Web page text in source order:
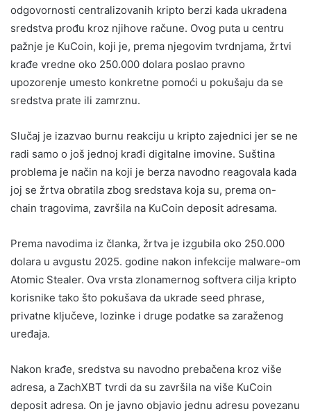
odgovornosti centralizovanih kripto berzi kada ukradena
sredstva prođu kroz njihove račune. Ovog puta u centru
pažnje je KuCoin, koji je, prema njegovim tvrdnjama, žrtvi
krađe vredne oko 250.000 dolara poslao pravno
upozorenje umesto konkretne pomoći u pokušaju da se
sredstva prate ili zamrznu.
Slučaj je izazvao burnu reakciju u kripto zajednici jer se ne
radi samo o još jednoj krađi digitalne imovine. Suština
problema je način na koji je berza navodno reagovala kada
joj se žrtva obratila zbog sredstava koja su, prema on-
chain tragovima, završila na KuCoin deposit adresama.
Prema navodima iz članka, žrtva je izgubila oko 250.000
dolara u avgustu 2025. godine nakon infekcije malware-om
Atomic Stealer. Ova vrsta zlonamernog softvera cilja kripto
korisnike tako što pokušava da ukrade seed phrase,
privatne ključeve, lozinke i druge podatke sa zaraženog
uređaja.
Nakon krađe, sredstva su navodno prebačena kroz više
adresa, a ZachXBT tvrdi da su završila na više KuCoin
deposit adresa. On je javno objavio jednu adresu povezanu